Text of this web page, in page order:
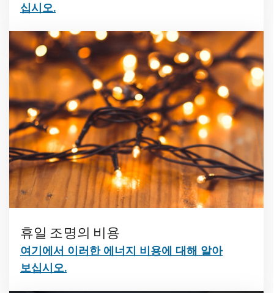
십시오.
휴일 조명의 비용
여기에서 이러한 에너지 비용에 대해 알아
보십시오.